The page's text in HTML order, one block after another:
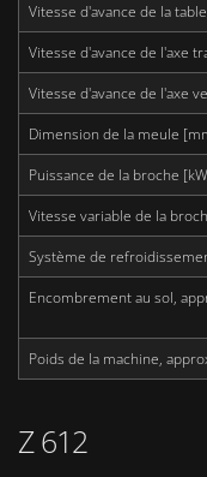
Vitesse d'avance de la
Vitesse d'avance de l'axe
Vitesse d'avance de l'axe
Dimension de la meule
Puissance de la broche
Vitesse variable de la
Système de
Encombrement au sol,
Poids de la machine,
Z 612